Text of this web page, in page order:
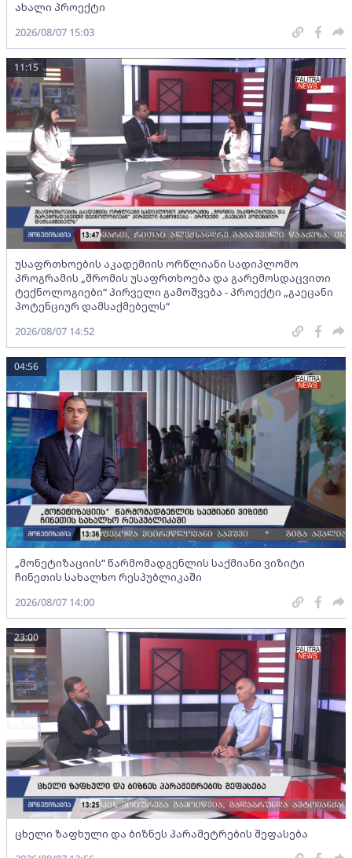
ახალი პროექტი
2026/08/07 15:03
უსაფრთხოების აკადემიის ორწლიანი სადიპლომო
პროგრამის „შრომის უსაფრთხოება და გარემოსდაცვითი
ტექნოლოგიები“ პირველი გამოშვება - პროექტი „გაეცანი
პოტენციურ დამსაქმებელს“
11:15
2026/08/07 14:52
„მონეტიზაციის“ წარმომადგენლის საქმიანი ვიზიტი
ჩინეთის სახალხო რესპუბლიკაში
04:56
2026/08/07 14:00
ცხელი ზაფხული და ბიზნეს პარამეტრების შეფასება
23:00